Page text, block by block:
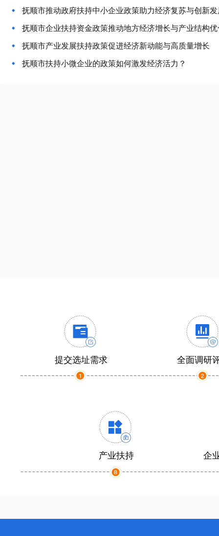
抚顺市推动政府扶持中小企业政策助力经济复苏与创新
抚顺市企业扶持资金政策推动地方经济增长与产业结构
抚顺市产业发展扶持政策促进经济新动能与高质量增长
抚顺市扶持小微企业的政策如何激发经济活力？
提交选址需求 全面调研
产业扶持 企